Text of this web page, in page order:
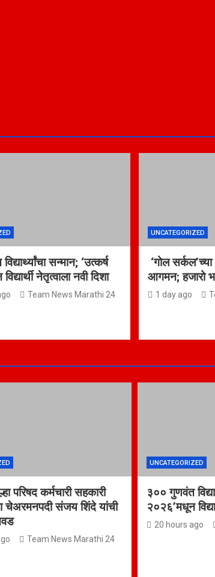
सन्मान; ‘उत्कर्ष
नेतृत्वाला नवी दिशा
Team News Marathi 24
UNCATEGORIZED
‘गोल
आगमन; हजारो
1 day ago
परिषद कर्मचारी सहकारी
चेअरमनपदी संजय शिंदे यांची
Team News Marathi 24
UNCATEGORIZED
३०० गुणवंत
२०२६’मधून
20 hours ago